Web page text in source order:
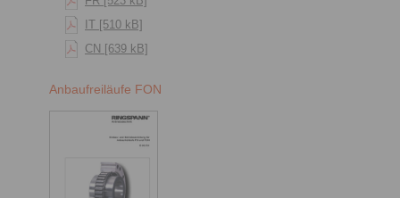
IT [510 kB]
CN [639 kB]
Anbaufreiläufe FON